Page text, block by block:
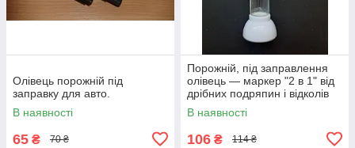
Олівець порожній під
заправку для авто.
В наявності
65 ₴ 70 ₴
Порожній, під заправлення
олівець — маркер "2 в 1" від
дрібних подряпин і відколів
на авто 10 мл.
В наявності
106 ₴ 114 ₴